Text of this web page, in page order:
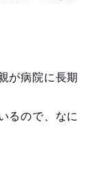
が病院に長期
るので、なに